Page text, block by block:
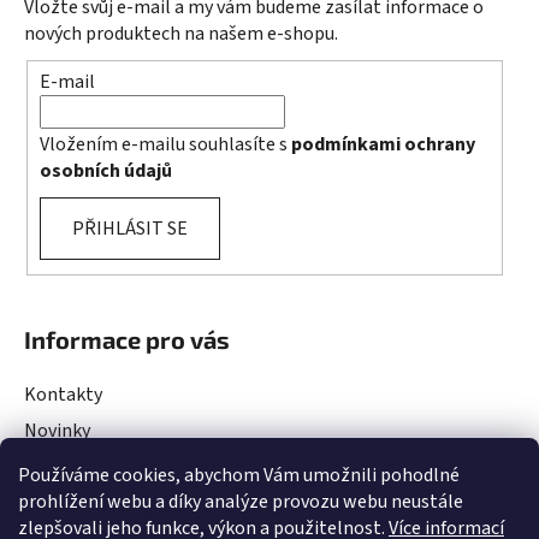
Používáme cookies, abychom Vám umožnili pohodlné
prohlížení webu a díky analýze provozu webu neustále
zlepšovali jeho funkce, výkon a použitelnost.Více informací
Vložte svůj e-mail a my vám budeme zasílat informace o
nových produktech na našem e-shopu.
E-mail
Vložením e-mailu souhlasíte s podmínkami ochrany
osobních údajů
PŘIHLÁSIT SE
Informace pro vás
Kontakty
Novinky
Rady a Tipy
Obchodní podmínky